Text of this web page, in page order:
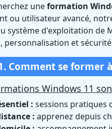
uneformation
ou utilisateur avancé,
système d'exploitation de
personnalisation et
Comment se former
Windows 11
: sessions pratiques
: apprenez depuis